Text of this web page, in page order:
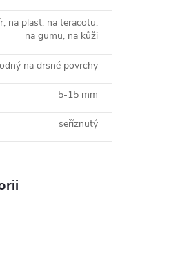
na plast, na teracotu,
na gumu, na kůži
na drsné povrchy
5-15 mm
seříznutý